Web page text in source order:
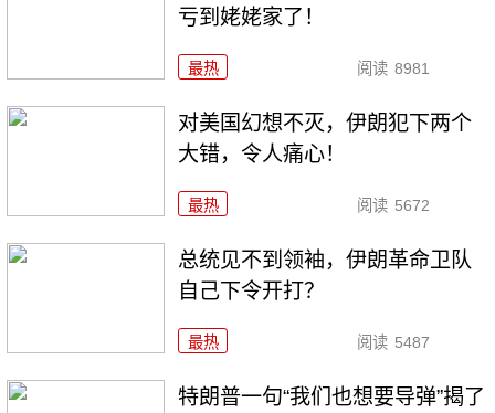
亏到姥姥家了！
最热 阅读 8981
对美国幻想不灭，伊朗犯下两个
大错，令人痛心！
最热 阅读 5672
总统见不到领袖，伊朗革命卫队
自己下令开打？
最热 阅读 5487
特朗普一句“我们也想要导弹”揭了